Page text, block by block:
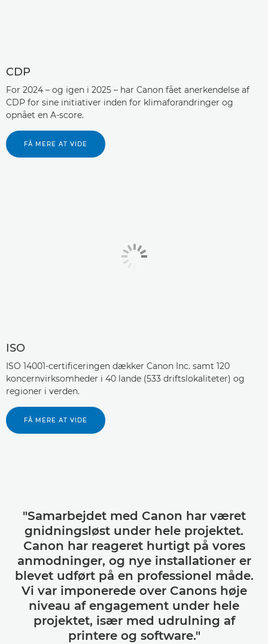
CDP
For 2024 – og igen i 2025 – har Canon fået anerkendelse af
CDP for sine initiativer inden for klimaforandringer og
opnået en A-score.
FÅ MERE AT VIDE
ISO
ISO 14001-certificeringen dækker Canon Inc. samt 120
koncernvirksomheder i 40 lande (533 driftslokaliteter) og
regioner i verden.
FÅ MERE AT VIDE
"Samarbejdet med Canon har været
gnidningsløst under hele projektet.
Canon har reageret hurtigt på vores
anmodninger, og nye installationer er
blevet udført på en professionel måde.
Vi var imponerede over Canons høje
niveau af engagement under hele
projektet, især med udrulning af
printere og software."